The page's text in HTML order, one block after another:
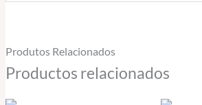
Produtos Relacionados
Productos relacionados